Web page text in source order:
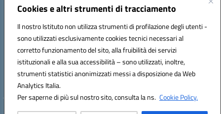
Cookies e altri strumenti di tracciamento
Il nostro Istituto non utilizza strumenti di profilazione degli utenti -
sono utilizzati esclusivamente cookies tecnici necessari al
corretto funzionamento del sito, alla fruibilità dei servizi
istituzionali e alla sua accessibilità – sono utilizzati, inoltre,
strumenti statistici anonimizzati messi a disposizione da Web
Analytics Italia.
Per saperne di più sul nostro sito, consulta la ns. Cookie Policy.
Indirizzo:Via Coniugi Crigna – Cap. 89861 – Tropea (VV)
Posta elettronica certificata (PEC):vvic82200d@pec.istruzione.it
Codice fiscale: 96012410799
Codice meccanografico:VVIC82200D
Codice Indice delle Pubbliche Amministrazioni (IPA): istsc_vvic82200d
Codice unico di fatturazione (CUF): UFUKAE